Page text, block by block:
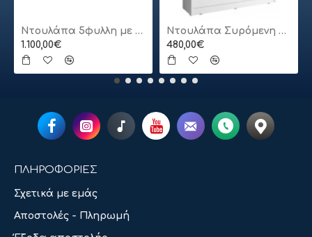
Ντουλάπα 5φυλλη με πατάρι
1.100,00€
Ντουλάπα Συρόμενη 24113-MJ3-180 Χρώμα Λευκό 180x200x62cm
480,00€
ΠΛΗΡΟΦΟΡΙΕΣ
Σχετικά με εμάς
Αποστολές - Πληρωμή